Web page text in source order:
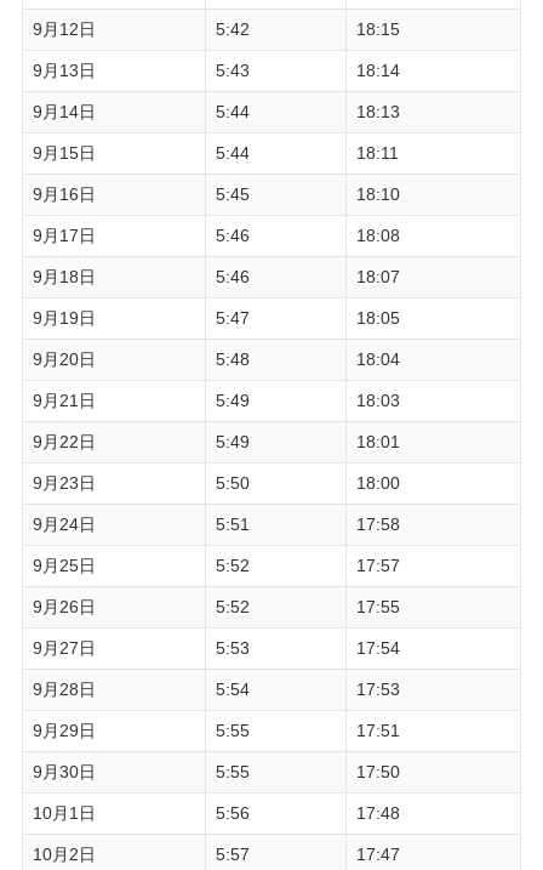
9月12日 5:42 18:15
9月13日 5:43 18:14
9月14日 5:44 18:13
9月15日 5:44 18:11
9月16日 5:45 18:10
9月17日 5:46 18:08
9月18日 5:46 18:07
9月19日 5:47 18:05
9月20日 5:48 18:04
9月21日 5:49 18:03
9月22日 5:49 18:01
9月23日 5:50 18:00
9月24日 5:51 17:58
9月25日 5:52 17:57
9月26日 5:52 17:55
9月27日 5:53 17:54
9月28日 5:54 17:53
9月29日 5:55 17:51
9月30日 5:55 17:50
10月1日 5:56 17:48
10月2日 5:57 17:47